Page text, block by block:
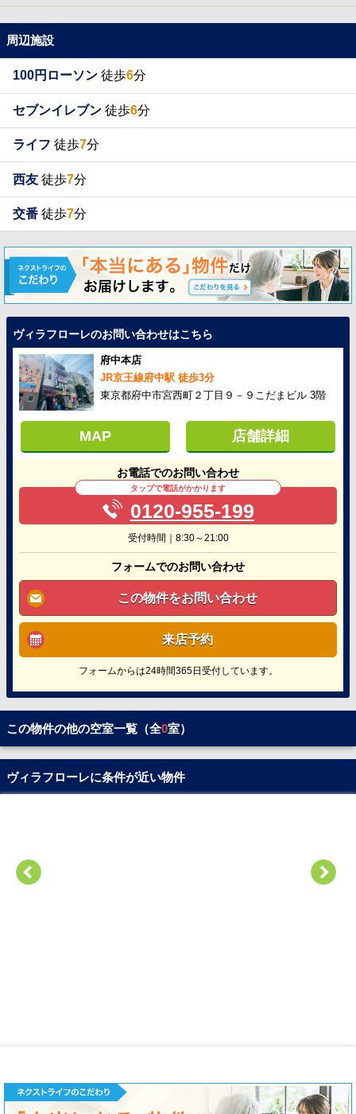
周辺施設
100円ローソン 徒歩6分
セブンイレブン 徒歩6分
ライフ 徒歩7分
西友 徒歩7分
交番 徒歩7分
ヴィラフローレのお問い合わせはこちら
府中本店
JR京王線府中駅 徒歩3分
東京都府中市宮西町２丁目９－９こだまビル 3階
MAP 店舗詳細
お電話でのお問い合わせ
タップで電話がかかります
0120-955-199
受付時間｜8:30～21:00
フォームでのお問い合わせ
この物件をお問い合わせ
来店予約
フォームからは24時間365日受付しています。
この物件の他の空室一覧（全0室）
ヴィラフローレに条件が近い物件